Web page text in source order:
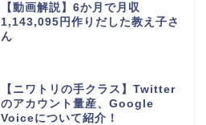
【動画解説】6か月で月収
1,143,095円作りだした教え子さ
ん
【ニワトリの手クラス】Twitter
のアカウント量産、Google
Voiceについて紹介！